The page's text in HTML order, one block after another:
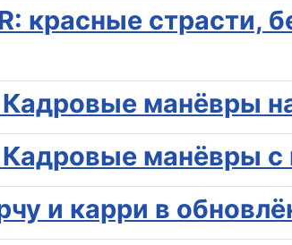
красные страсти,
манёвры
манёвры
и карри в